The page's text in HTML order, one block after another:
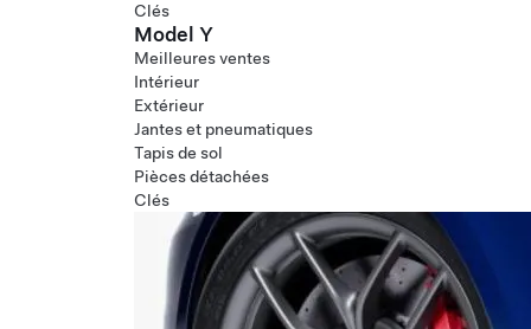
Clés
Model Y
Meilleures ventes
Intérieur
Extérieur
Jantes et pneumatiques
Tapis de sol
Pièces détachées
Clés